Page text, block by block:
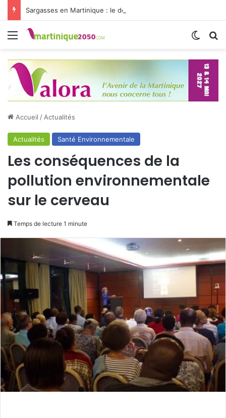
Menu
Accueil /Actualités
Actualités Santé Environnementale
Les conséquences de la
pollution environnementale
sur le cerveau
Temps de lecture 1 minute